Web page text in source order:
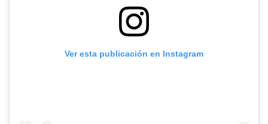
Ver esta publicación en Instagram